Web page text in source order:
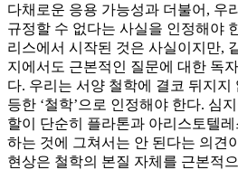
다채로운 응용 가능성과 더불어, 우
규정할 수 없다는 사실을 인정해야
리스에서 시작된 것은 사실이지만,
지에서도 근본적인 질문에 대한 독
다. 우리는 서양 철학에 결코 뒤지지
등한 ‘철학’으로 인정해야 한다. 심
할이 단순히 플라톤과 아리스토텔
하는 것에 그쳐서는 안 된다는 의견
현상은 철학의 본질 자체를 근본적